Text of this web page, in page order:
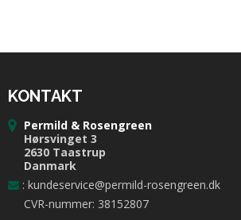
KONTAKT
Permild & Rosengreen
Hørsvinget 3
2630 Taastrup
Danmark
: kundeservice@permild-rosengreen.dk
CVR-nummer: 38152807